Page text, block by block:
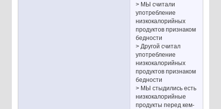
> МЫ считали
употребление
низкокалорийных
продуктов признаком
бедности
> Другой считал
употребление
низкокалорийных
продуктов признаком
бедности
> МЫ стыдились есть
низкокалорийные
продукты перед кем-